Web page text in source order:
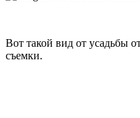
Вот такой вид от усадьбы
съемки.